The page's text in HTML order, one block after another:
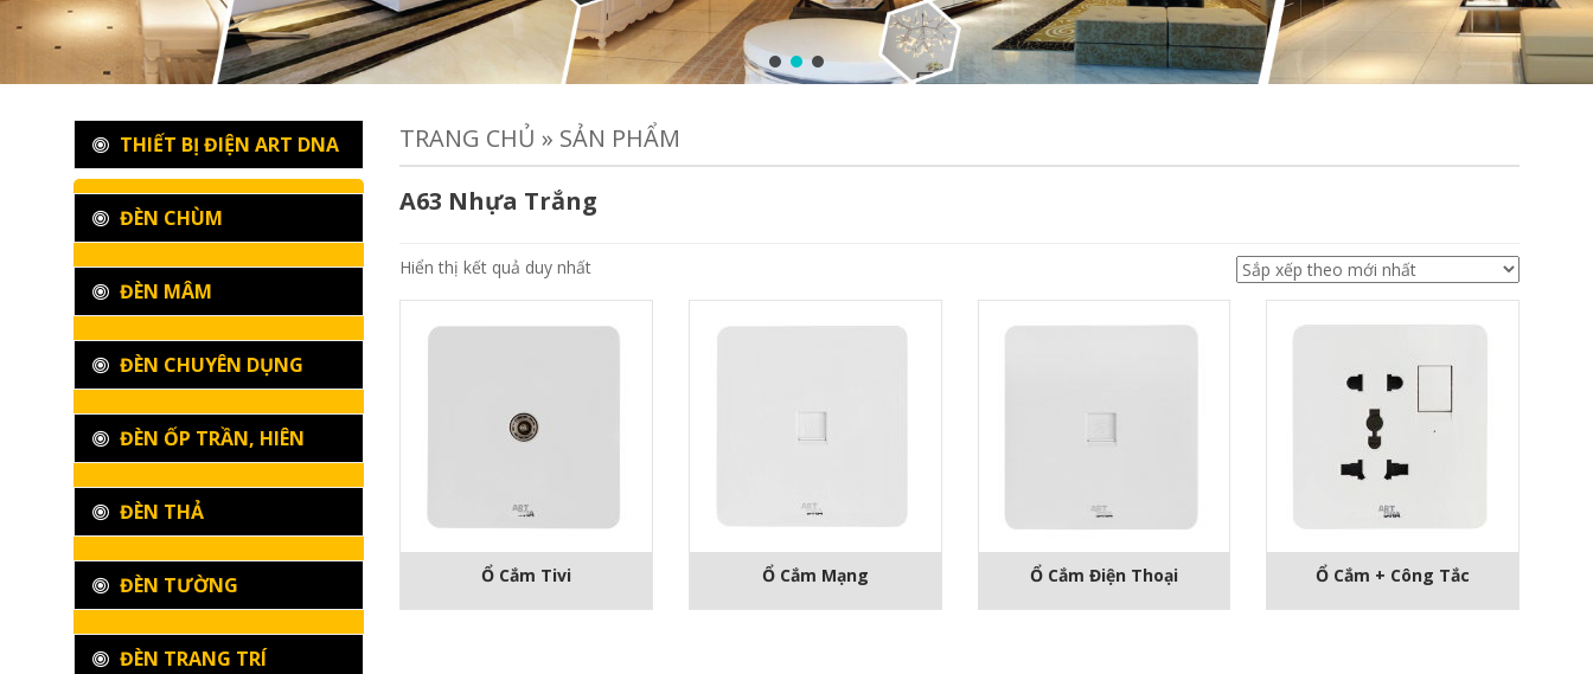
TRANG CHỦ » SẢN PHẨM
A63 Nhựa Trắng
Hiển thị kết quả duy nhất
Ổ Cắm Tivi Ổ Cắm Mạng Ổ Cắm Điện Thoại Ổ Cắm + Công Tắc
THIẾT BỊ ĐIỆN ART DNA
ĐÈN CHÙM
ĐÈN MÂM
ĐÈN CHUYÊN DỤNG
ĐÈN ỐP TRẦN, HIÊN
ĐÈN THẢ
ĐÈN TƯỜNG
ĐÈN TRANG TRÍ